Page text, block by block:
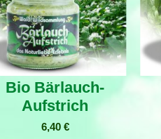
Bio Bärlauch-
Aufstrich
6,40 €